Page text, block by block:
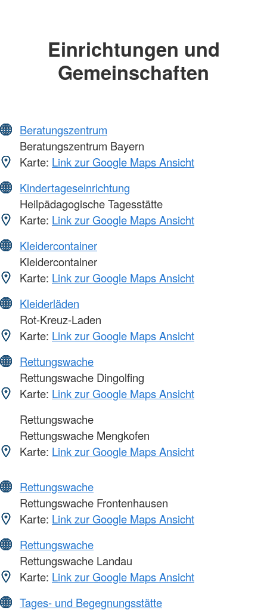
Einrichtungen und
Gemeinschaften
Beratungszentrum
Beratungszentrum Bayern
Karte: Link zur Google Maps Ansicht
Kindertageseinrichtung
Heilpädagogische Tagesstätte
Karte: Link zur Google Maps Ansicht
Kleidercontainer
Kleidercontainer
Karte: Link zur Google Maps Ansicht
Kleiderläden
Rot-Kreuz-Laden
Karte: Link zur Google Maps Ansicht
Rettungswache
Rettungswache Dingolfing
Karte: Link zur Google Maps Ansicht
Rettungswache
Rettungswache Mengkofen
Karte: Link zur Google Maps Ansicht
Rettungswache
Rettungswache Frontenhausen
Karte: Link zur Google Maps Ansicht
Rettungswache
Rettungswache Landau
Karte: Link zur Google Maps Ansicht
Tages- und Begegnungsstätte